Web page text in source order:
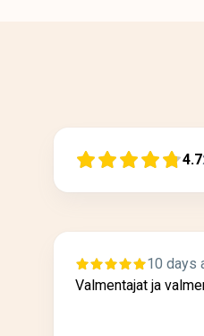
4.7
10 days
Valmentajat ja